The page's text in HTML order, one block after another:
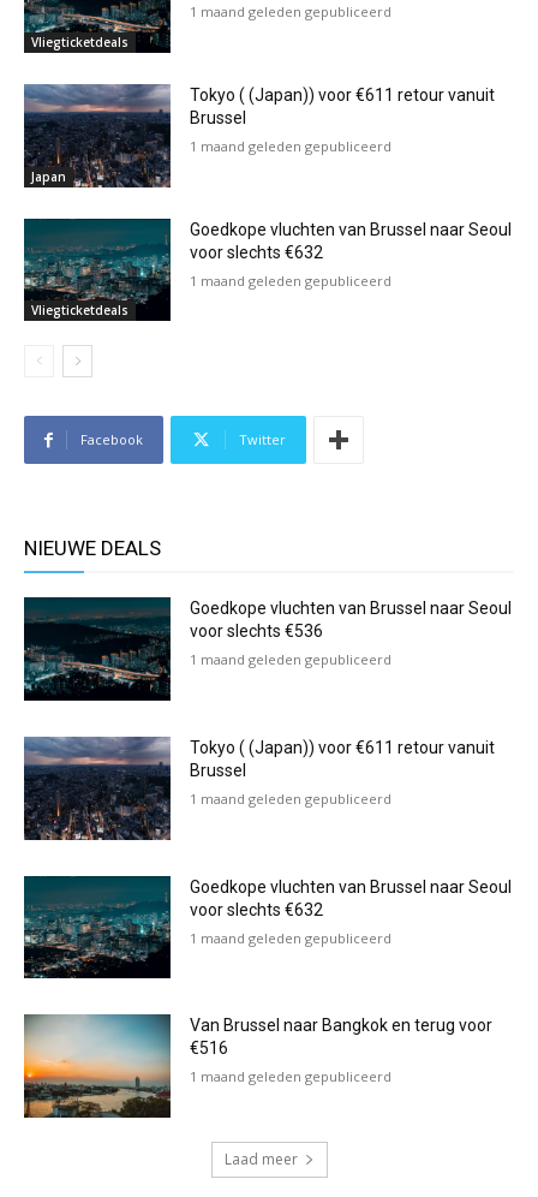
Vliegticketdeals
1 maand geleden gepubliceerd
Japan
Tokyo ( (Japan)) voor €611 retour vanuit
Brussel
1 maand geleden gepubliceerd
Vliegticketdeals
Goedkope vluchten van Brussel naar Seoul
voor slechts €632
1 maand geleden gepubliceerd
Facebook Twitter
NIEUWE DEALS
Goedkope vluchten van Brussel naar Seoul
voor slechts €536
1 maand geleden gepubliceerd
Tokyo ( (Japan)) voor €611 retour vanuit
Brussel
1 maand geleden gepubliceerd
Goedkope vluchten van Brussel naar Seoul
voor slechts €632
1 maand geleden gepubliceerd
Van Brussel naar Bangkok en terug voor
€516
1 maand geleden gepubliceerd
Laad meer